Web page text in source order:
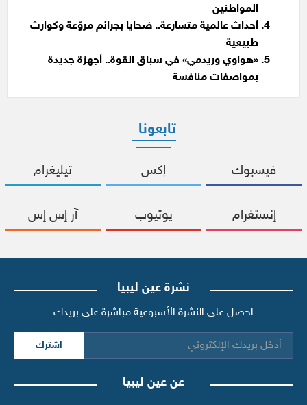
المواطنين
أحداث عالمية متسارعة.. ضحايا بجرائم مروّعة وكوارث
طبيعية
«هواوي وريدمي» في سباق القوة.. أجهزة جديدة
بمواصفات منافسة
تابعونا
فيسبوك إكس تيليغرام
إنستغرام يوتيوب آر إس إس
نشرة عين ليبيا
احصل على النشرة الأسبوعية مباشرة على بريدك
اشترك
عن عين ليبيا